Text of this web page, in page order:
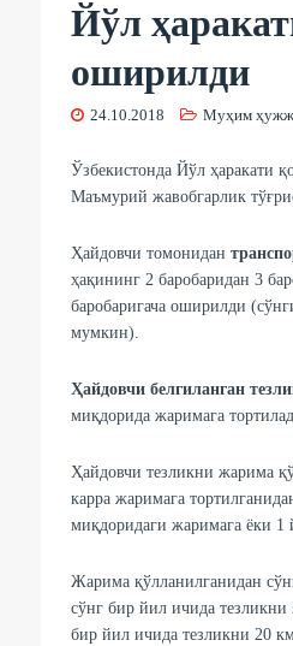
Йўл
оширилди
24.10.2018 Муҳим
Ўзбекистонда Йўл ҳаракати
Маъмурий жавобгарлик
Ҳайдовчи томонидан
ҳақининг 2 баробаридан 3
баробаригача оширилди
мумкин).
Ҳайдовчи белгиланган
миқдорида жаримага
Ҳайдовчи тезликни жарима
карра жаримага
миқдоридаги жаримага ёки 1
Жарима қўлланилганидан
сўнг бир йил ичида
бир йил ичида тезликни 20